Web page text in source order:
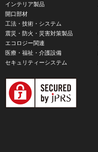
インテリア製品
開口部材
工法・技術・システム
震災・防火・災害対策製品
エコロジー関連
医療・福祉・介護設備
セキュリティーシステム